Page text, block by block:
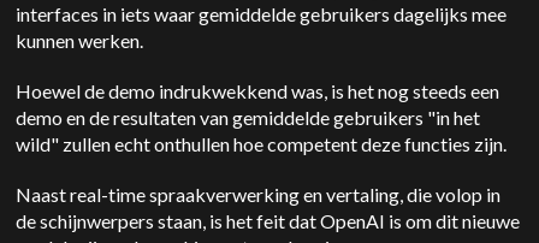
interfaces in iets waar gemiddelde gebruikers dagelijks mee
kunnen werken.
Hoewel de demo indrukwekkend was, is het nog steeds een
demo en de resultaten van gemiddelde gebruikers "in het
wild" zullen echt onthullen hoe competent deze functies zijn.
Naast real-time spraakverwerking en vertaling, die volop in
de schijnwerpers staan, is het feit datOpenAI is om dit nieuwe